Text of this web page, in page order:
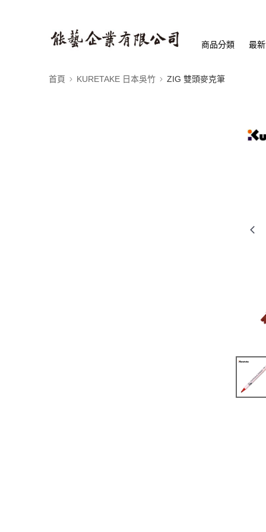
商品分類 最
首頁 KURETAKE 日本吳竹 ZIG 雙頭麥克筆